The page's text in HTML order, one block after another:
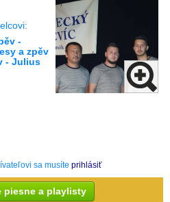
-
a zpěv
- Julius
sa musíte prihlásiť
piesne a playlisty